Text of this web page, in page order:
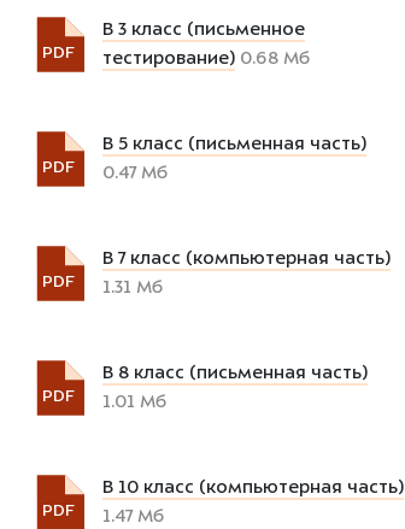
PDF
В 3 класс (письменное
тестирование) 0.68 Мб
PDF
В 5 класс (письменная часть)
0.47 Мб
PDF
В 7 класс (компьютерная часть)
1.31 Мб
PDF
В 8 класс (письменная часть)
1.01 Мб
PDF
В 10 класс (компьютерная часть)
1.47 Мб